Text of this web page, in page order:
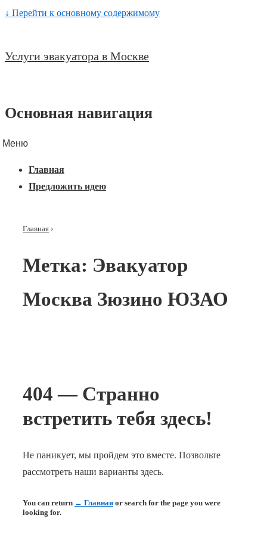
↓ Перейти к основному содержимому
Услуги эвакуатора в Москве
Основная навигация
Меню
Главная
Предложить идею
Главная ›
Метка: Эвакуатор
Москва Зюзино ЮЗАО
404 — Странно
встретить тебя здесь!
Не паникует, мы пройдем это вместе. Позвольте
рассмотреть наши варианты здесь.
You can return ← Главная or search for the page you were
looking for.